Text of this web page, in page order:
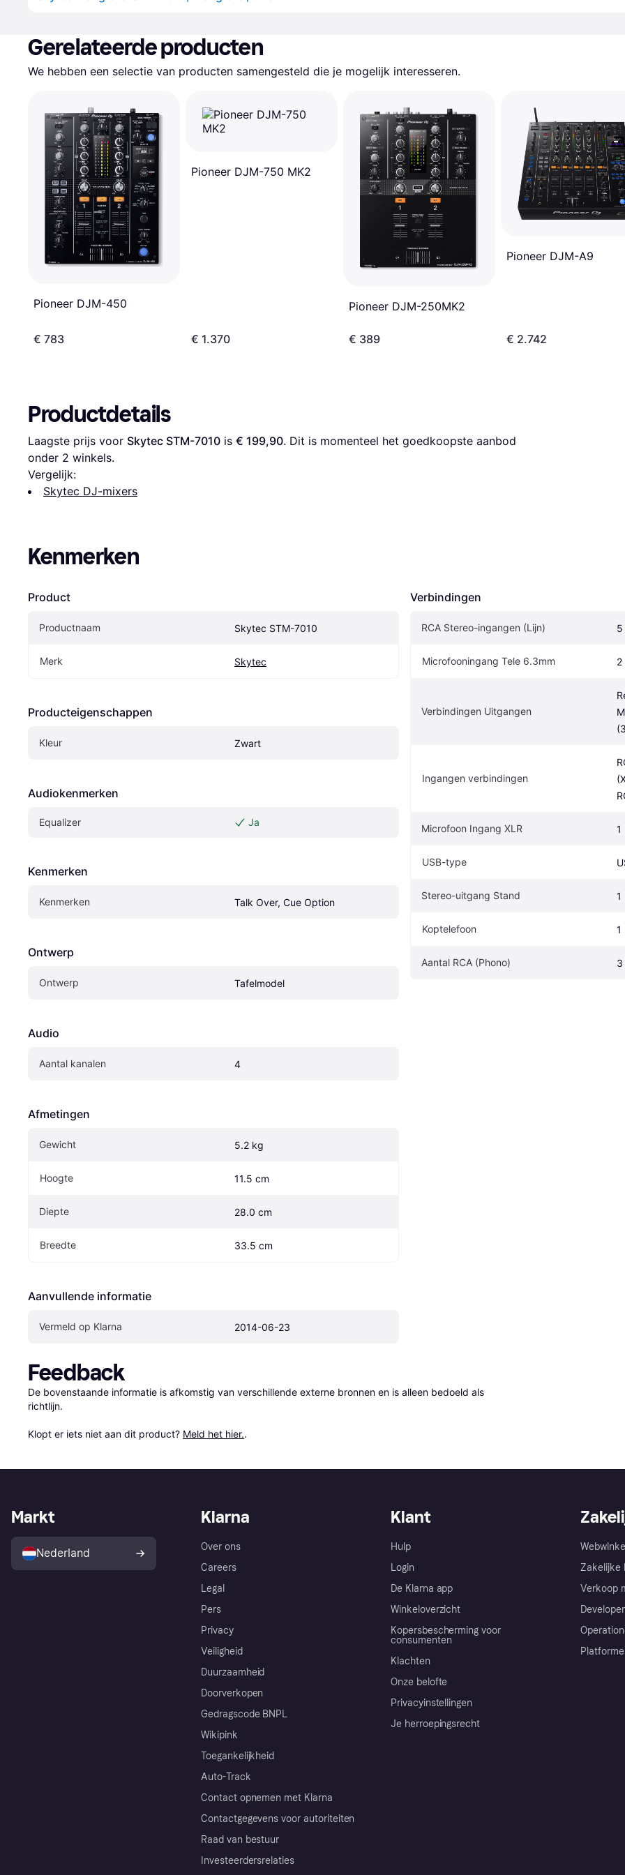
Gerelateerde producten
We hebben een selectie van producten samengesteld die je mogelijk interesseren.
Pioneer DJM-450
€ 783
Pioneer DJM-750 MK2
€ 1.370
Pioneer DJM-250MK2
€ 389
Pioneer DJM-A9
€ 2.742
Productdetails
Laagste prijs voor Skytec STM-7010 is € 199,90. Dit is momenteel het goedkoopste aanbod
onder 2 winkels.
Vergelijk:
Skytec DJ-mixers
Kenmerken
Product
Productnaam Skytec STM-7010
Merk Skytec
Producteigenschappen
Kleur Zwart
Audiokenmerken
Equalizer Ja
Kenmerken
Kenmerken Talk Over, Cue Option
Ontwerp
Ontwerp Tafelmodel
Audio
Aantal kanalen 4
Afmetingen
Gewicht 5.2 kg
Hoogte 11.5 cm
Diepte 28.0 cm
Breedte 33.5 cm
Aanvullende informatie
Vermeld op Klarna 2014-06-23
Verbindingen
RCA Stereo-ingangen (Lijn) 5
Microfooningang Tele 6.3mm 2
Verbindingen Uitgangen
Ingangen verbindingen
Microfoon Ingang XLR 1
USB-type
Stereo-uitgang Stand 1
Koptelefoon 1
Aantal RCA (Phono) 3
Feedback
De bovenstaande informatie is afkomstig van verschillende externe bronnen en is alleen bedoeld als
richtlijn.
Klopt er iets niet aan dit product? Meld het hier..
Klarna
Over ons
Careers
Legal
Pers
Privacy
Veiligheid
Duurzaamheid
Doorverkopen
Gedragscode BNPL
Wikipink
Toegankelijkheid
Auto-Track
Contact opnemen met Klarna
Contactgegevens voor autoriteiten
Raad van bestuur
Investeerdersrelaties
Klant
Hulp
Login
De Klarna app
Winkeloverzicht
Kopersbescherming voor
consumenten
Klachten
Onze belofte
Privacyinstellingen
Je herroepingsrecht
Zakelijke
Verkoop
Markt
Nederland